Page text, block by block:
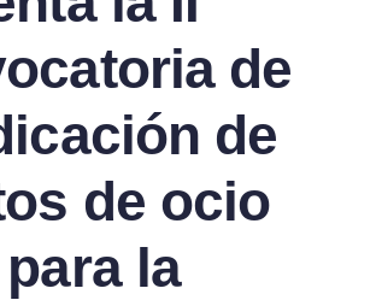
de
de
de ocio
la